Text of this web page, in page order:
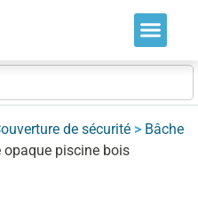
de sécurité > Bâche
opaque piscine bois